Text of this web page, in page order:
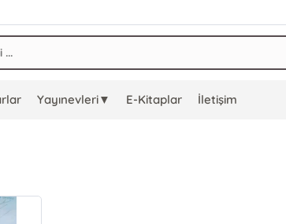
Yayınevleri▼ E-Kitaplar İletişim